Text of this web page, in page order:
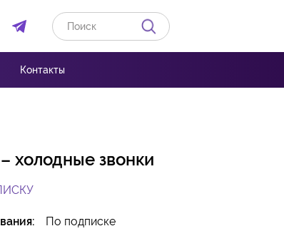
Контакты
холодные звонки
По подписке